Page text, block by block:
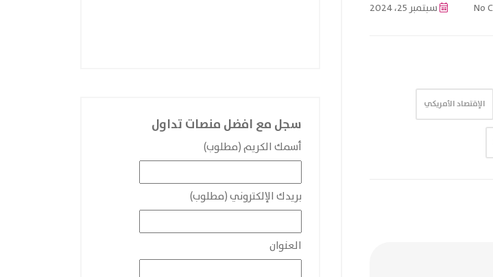
سبتمبر 25، 2024
الإقتصاد الأمريكي
سجل مع افضل منصات تداول
أسمك الكريم (مطلوب)
بريدك الإلكتروني (مطلوب)
العنوان